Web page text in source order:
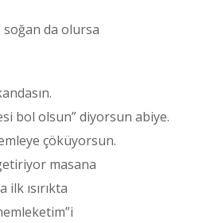
soğan da olursa
bol olsun” diyorsun abiye.
çöküyorsun.
masana
ısırıkta